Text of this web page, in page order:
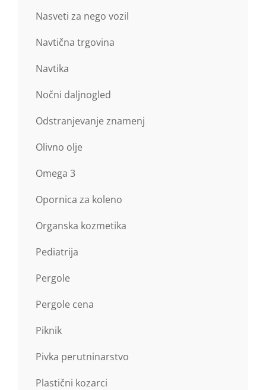
Nasveti za nego vozil
Navtična trgovina
Navtika
Nočni daljnogled
Odstranjevanje znamenj
Olivno olje
Omega 3
Opornica za koleno
Organska kozmetika
Pediatrija
Pergole
Pergole cena
Piknik
Pivka perutninarstvo
Plastični kozarci